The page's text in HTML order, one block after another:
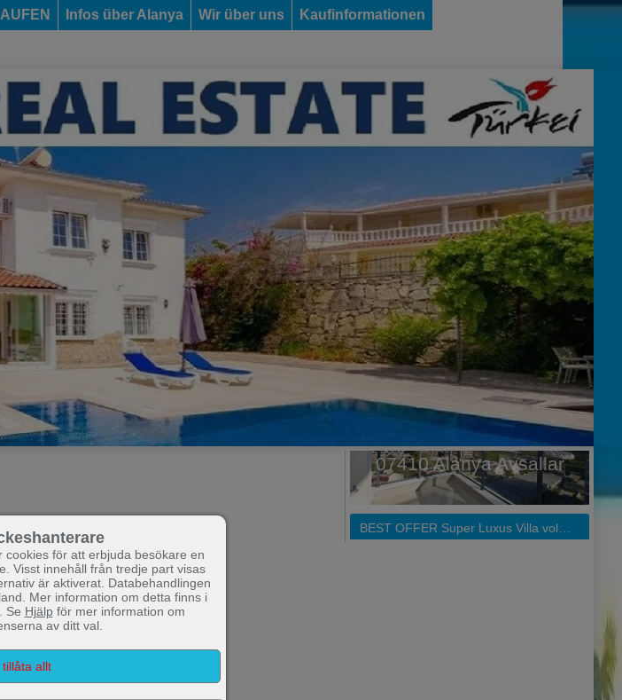
Infos über Alanya Wir über uns Kaufinformationen
cookies för att erbjuda besökare en
Visst innehåll från tredje part visas
är aktiverat. Databehandlingen
Mer information om detta finns i
Se Hjälpför mer information om
av ditt val.
Samtyckeshanterare
förklaring av de olika alternativen och deras betydelse.
Alla kakor som spårnings- och analyscookies och innehåll